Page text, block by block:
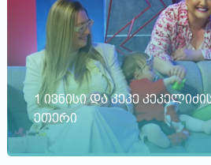
1 ივნისი და კეკე
ეთერი